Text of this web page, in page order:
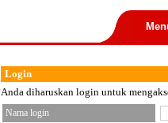
Login
Anda diharuskan login untuk
Nama login